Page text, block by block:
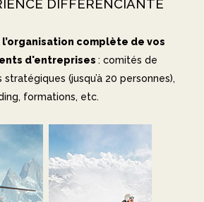
DIFFÉRENCIANTE
l’organisation complète de vos
d'entreprises : comités de
(jusqu’à 20 personnes),
formations, etc.